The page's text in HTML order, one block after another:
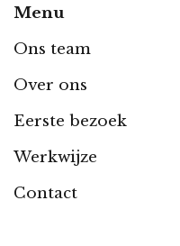
Menu
Ons team
Over ons
Eerste bezoek
Werkwijze
Contact